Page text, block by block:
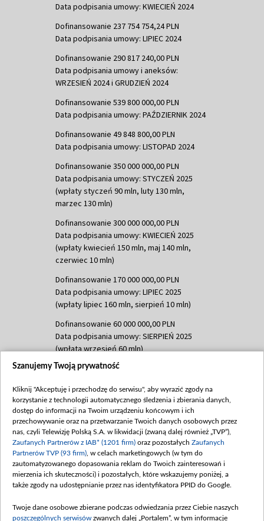
Data podpisania umowy: KWIECIEŃ 2024
Dofinansowanie 237 754 754,24 PLN
Data podpisania umowy: LIPIEC 2024
Dofinansowanie 290 817 240,00 PLN
Data podpisania umowy i aneksów:
WRZESIEŃ 2024 i GRUDZIEŃ 2024
Dofinansowanie 539 800 000,00 PLN
Data podpisania umowy: PAŹDZIERNIK 2024
Dofinansowanie 49 848 800,00 PLN
Data podpisania umowy: LISTOPAD 2024
Dofinansowanie 350 000 000,00 PLN
Data podpisania umowy: STYCZEŃ 2025
(wpłaty styczeń 90 mln, luty 130 mln,
marzec 130 mln)
Dofinansowanie 300 000 000,00 PLN
Data podpisania umowy: KWIECIEŃ 2025
(wpłaty kwiecień 150 mln, maj 140 mln,
czerwiec 10 mln)
Dofinansowanie 170 000 000,00 PLN
Data podpisania umowy: LIPIEC 2025
(wpłaty lipiec 160 mln, sierpień 10 mln)
Dofinansowanie 60 000 000,00 PLN
Data podpisania umowy: SIERPIEŃ 2025
(wpłata wrzesień 60 mln)
Dofinansowanie 635 783 051,21 PLN
(wpłata wrzesień 100 mln, październik 350
mln, listopad 265 mln)
Dofinansowanie 48 862 000,00 PLN
Data podpisania umowy: GRUDZIEŃ 2025
(wpłata grudzień 60,548 mln)
Dofinansowanie 900 000 000,00 PLN
Data podpisania umowy: LUTY 2026 (wpłata
kwiecień 180 mln, 7 maja 180 mln, 8
czerwca 90 mln)
Szanujemy Twoją prywatność
Kliknij "Akceptuję i przechodzę do serwisu", aby wyrazić zgody na
korzystanie z technologii automatycznego śledzenia i zbierania danych,
dostęp do informacji na Twoim urządzeniu końcowym i ich
przechowywanie oraz na przetwarzanie Twoich danych osobowych przez
nas, czyli Telewizję Polską S.A. w likwidacji (zwaną dalej również „TVP”),
Zaufanych Partnerów z IAB* (1201 firm) oraz pozostałych Zaufanych
Partnerów TVP (93 firm) , w celach marketingowych (w tym do
zautomatyzowanego dopasowania reklam do Twoich zainteresowań i
mierzenia ich skuteczności) i pozostałych, które wskazujemy poniżej, a
także zgody na udostępnianie przez nas identyfikatora PPID do Google.
Twoje dane osobowe zbierane podczas odwiedzania przez Ciebie naszych
poszczególnych serwisów zwanych dalej „Portalem”, w tym informacje